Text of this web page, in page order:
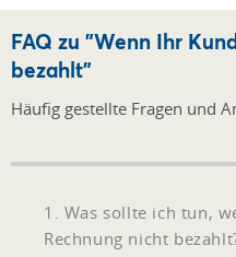
FAQ zu "Wenn Ihr
bezahlt"
Häufig gestellte Fragen und
1. Was sollte ich tun,
Rechnung nicht